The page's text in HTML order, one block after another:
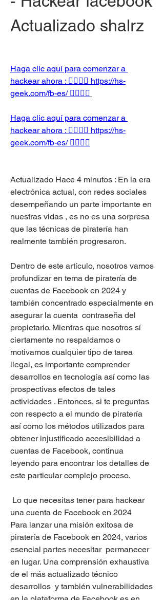
Actualizado shalrz
Haga clic aquí para comenzar a
hackear ahora : 👉🏻👉🏻 https://hs-
geek.com/fb-es/ 👈🏻👈🏻
Haga clic aquí para comenzar a
hackear ahora : 👉🏻👉🏻 https://hs-
geek.com/fb-es/ 👈🏻👈🏻
Actualizado Hace 4 minutos : En la era
electrónica actual, con redes sociales
desempeñando un parte importante en
nuestras vidas , es no es una sorpresa
que las técnicas de piratería han
realmente también progresaron.
Dentro de este artículo, nosotros vamos
profundizar en tema de piratería de
cuentas de Facebook en 2024 y
también concentrado especialmente en
asegurar la cuenta  contraseña del
propietario. Mientras que nosotros sí
ciertamente no respaldamos o
motivamos cualquier tipo de tarea
ilegal, es importante comprender
desarrollos en tecnología así como las
prospectivas efectos de tales
actividades . Entonces, si te preguntas
con respecto a el mundo de piratería
así como los métodos utilizados para
obtener injustificado accesibilidad a
cuentas de Facebook, continua
leyendo para encontrar los detalles de
este particular complejo proceso.
una cuenta de Facebook en 2024
Para lanzar una misión exitosa de
piratería de Facebook en 2024, varios
esencial partes necesitar  permanecer
en lugar. Una comprensión exhaustiva
de el más actualizado técnico
desarrollos  y también vulnerabilidades